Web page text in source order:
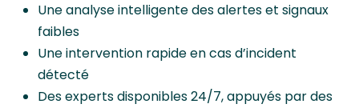
Une analyse intelligente des alertes et signaux
faibles
Une intervention rapide en cas d’incident
détecté
Des experts disponibles 24/7, appuyés par des